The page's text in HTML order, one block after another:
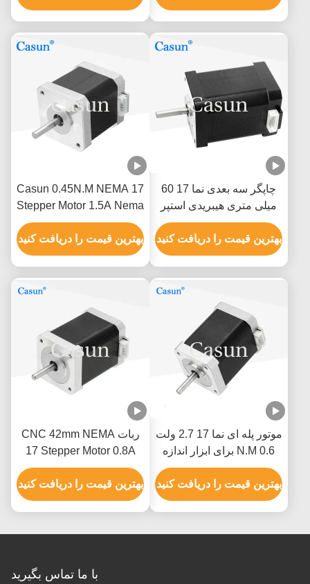
چاپگر سه بعدی نما 17 60
میلی متری هیبریدی استپر
موتور 0.5A 0.78N.M 2 فاز
بهترین قیمت را دریافت کنید
Casun 0.45N.M NEMA 17
Stepper Motor 1.5A Nema
17 48mm 2 Phase 1.8
Degree
بهترین قیمت را دریافت کنید
موتور پله ای نما 17 2.7 ولت
0.6 N.M برای ابزار اندازه
گیری XYZ
بهترین قیمت را دریافت کنید
ربات CNC 42mm NEMA
17 Stepper Motor 0.8A
700mN.M Casun Stepper
Motor
بهترین قیمت را دریافت کنید
با ما تماس بگیرید